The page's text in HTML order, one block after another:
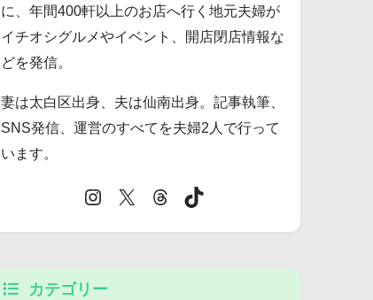
に、年間400軒以上のお店へ行く地元夫婦が
イチオシグルメやイベント、開店閉店情報な
どを発信。
妻は太白区出身、夫は仙南出身。記事執筆、
SNS発信、運営のすべてを夫婦2人で行って
います。
カテゴリー